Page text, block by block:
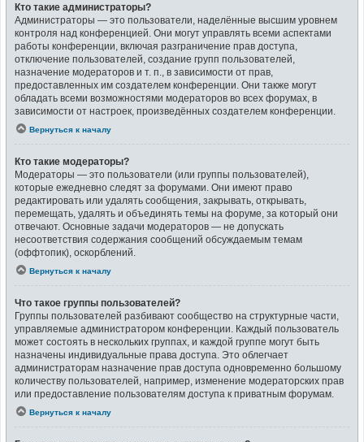
Кто такие администраторы?
Администраторы — это пользователи, наделённые высшим уровнем
контроля над конференцией. Они могут управлять всеми аспектами
работы конференции, включая разграничение прав доступа,
отключение пользователей, создание групп пользователей,
назначение модераторов и т. п., в зависимости от прав,
предоставленных им создателем конференции. Они также могут
обладать всеми возможностями модераторов во всех форумах, в
зависимости от настроек, произведённых создателем конференции.
Вернуться к началу
Кто такие модераторы?
Модераторы — это пользователи (или группы пользователей),
которые ежедневно следят за форумами. Они имеют право
редактировать или удалять сообщения, закрывать, открывать,
перемещать, удалять и объединять темы на форуме, за который они
отвечают. Основные задачи модераторов — не допускать
несоответствия содержания сообщений обсуждаемым темам
(оффтопик), оскорблений.
Вернуться к началу
Что такое группы пользователей?
Группы пользователей разбивают сообщество на структурные части,
управляемые администратором конференции. Каждый пользователь
может состоять в нескольких группах, и каждой группе могут быть
назначены индивидуальные права доступа. Это облегчает
администраторам назначение прав доступа одновременно большому
количеству пользователей, например, изменение модераторских прав
или предоставление пользователям доступа к приватным форумам.
Вернуться к началу